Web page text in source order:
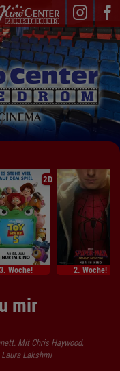
2D
3. Woche! 2. Woche!
mir
Mit Chris Haywood,
Lakshmi